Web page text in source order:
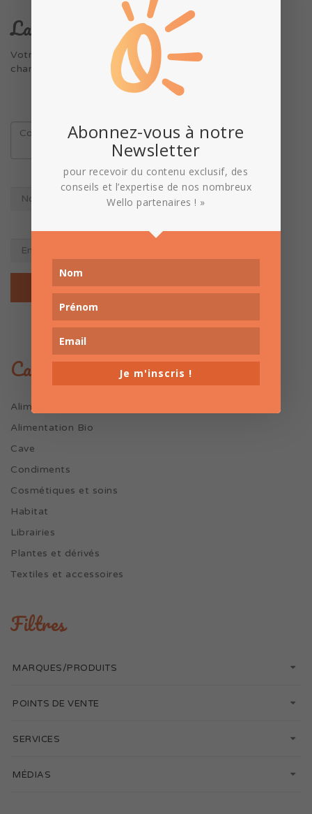
Laisser un commentaire
Votre adresse e-mail ne sera pas publiée.
champs obligatoires sont indiqués avec
QUEL EST VOTRE NOM ? *
Catégories marques
Alim. particulière
Alimentation Bio
Cave
Condiments
Cosmétiques et soins
Habitat
Librairies
Plantes et dérivés
Textiles et accessoires
Filtres
MARQUES/PRODUITS
POINTS DE VENTE
SERVICES
MÉDIAS
Abonnez-vous à notre
Newsletter
pour recevoir du contenu exclusif, des
conseils et l’expertise de nos nombreux
Wello partenaires ! »
Je m'inscris !